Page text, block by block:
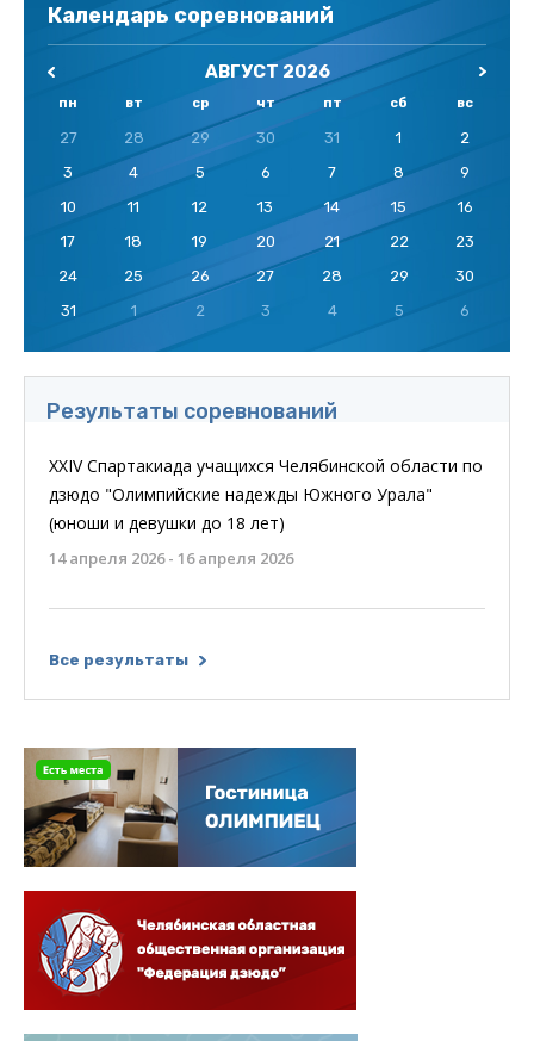
Календарь соревнований
АВГУСТ 2026
пн вт ср чт пт сб вс
27 28 29 30 31 1
2
3
4 5 6 7 8
9
10
11 12 13 14 15
16
17
18 19 20 21 22
23
24
25 26 27 28 29
30
31
1 2 3 4 5 6
Результаты соревнований
XXIV Спартакиада учащихся Челябинской области по
дзюдо "Олимпийские надежды Южного Урала"
(юноши и девушки до 18 лет)
14 апреля 2026 - 16 апреля 2026
Все результаты